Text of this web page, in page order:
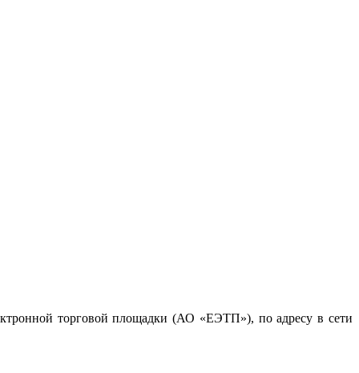
торговой площадки (АО «ЕЭТП»), по адресу в сети